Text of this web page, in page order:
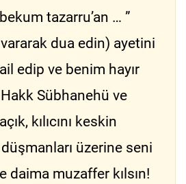
tazarru’an … ”
dua edin) ayetini
edip ve benim hayır
Hakk Sübhanehü ve
kılıcını keskin
üzerine seni
daima muzaffer kılsın!